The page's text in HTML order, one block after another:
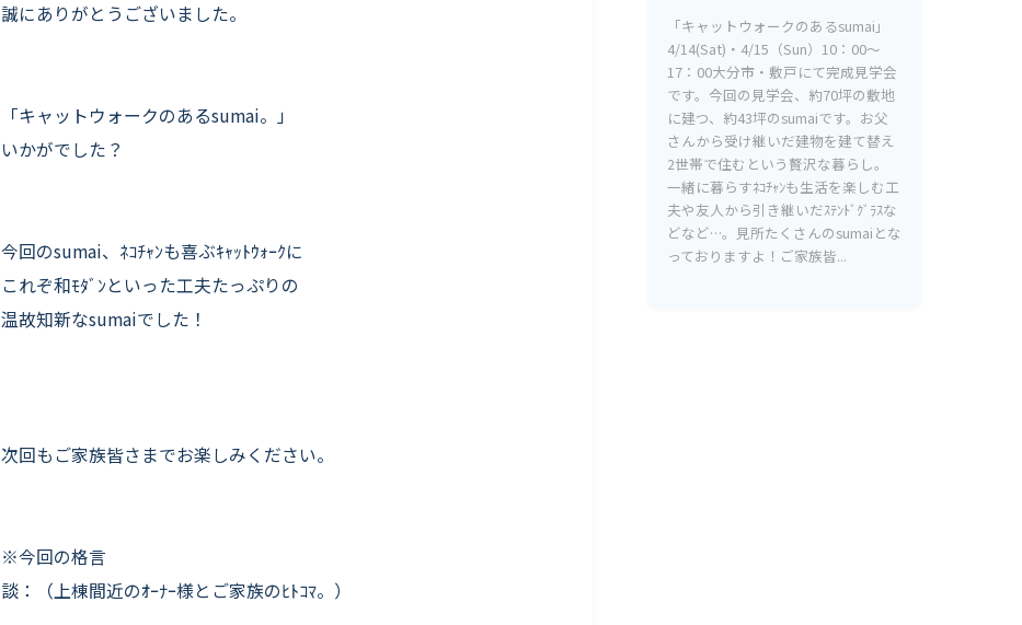
誠にありがとうございました。
「キャットウォークのあるsumai。」
いかがでした？
今回のsumai、ﾈｺﾁｬﾝも喜ぶｷｬｯﾄｳｫｰｸに
これぞ和ﾓﾀﾞﾝといった工夫たっぷりの
温故知新なsumaiでした！
次回もご家族皆さまでお楽しみください。
※今回の格言
談：（上棟間近のｵｰﾅｰ様とご家族のﾋﾄｺﾏ。）
「キャットウォークのあるsumai」
4/14(Sat)・4/15（Sun）10：00〜
17：00大分市・敷戸にて完成見学会
です。今回の見学会、約70坪の敷地
に建つ、約43坪のsumaiです。お父
さんから受け継いだ建物を建て替え
2世帯で住むという贅沢な暮らし。
一緒に暮らすﾈｺﾁｬﾝも生活を楽しむ工
夫や友人から引き継いだｽﾃﾝﾄﾞｸﾞﾗｽな
どなど…。見所たくさんのsumaiとな
っておりますよ！ご家族皆...